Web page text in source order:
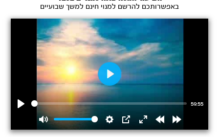
באפשרותכם להרשם למנוי חינם למשך שבועיים
59:55
Mute Settings
PIP
EnterRewindForward
Play